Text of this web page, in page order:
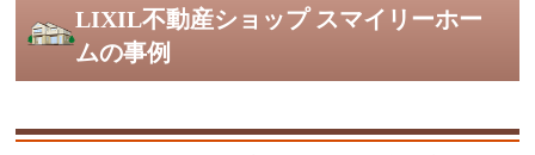
LIXIL不動産ショップ スマイリーホー
ムの事例